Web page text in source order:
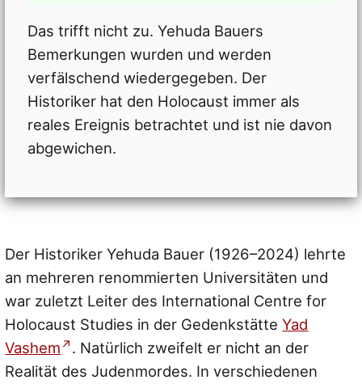
Das trifft nicht zu. Yehuda Bauers
Bemerkungen wurden und werden
verfälschend wiedergegeben. Der
Historiker hat den Holocaust immer als
reales Ereignis betrachtet und ist nie davon
abgewichen.
Der Historiker Yehuda Bauer (1926–2024) lehrte
an mehreren renommierten Universitäten und
war zuletzt Leiter des International Centre for
Holocaust Studies in der GedenkstätteYad
Vashem
. Natürlich zweifelt er nicht an der
Realität des Judenmordes. In verschiedenen